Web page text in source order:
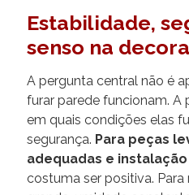
Estabilidade,
senso na
A pergunta central não é
furar parede funcionam. A
em quais condições elas
segurança. Para peças
adequadas e
costuma ser positiva.